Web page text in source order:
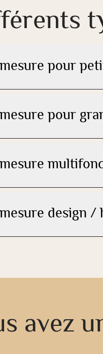
pour
pour
design /
avez